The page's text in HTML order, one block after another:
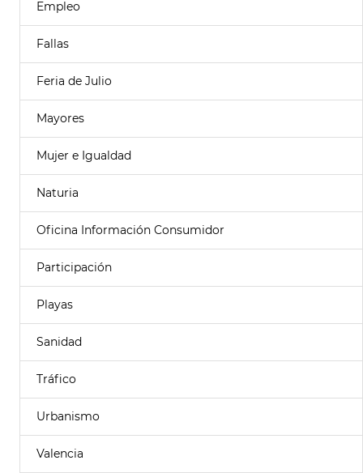
Empleo
Fallas
Feria de Julio
Mayores
Mujer e Igualdad
Naturia
Oficina Información Consumidor
Participación
Playas
Sanidad
Tráfico
Urbanismo
Valencia